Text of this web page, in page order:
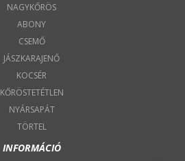
NAGYKŐRÖS
ABONY
CSEMŐ
JÁSZKARAJENŐ
KOCSÉR
KŐRÖSTETÉTLEN
NYÁRSAPÁT
TÖRTEL
INFORMÁCIÓ